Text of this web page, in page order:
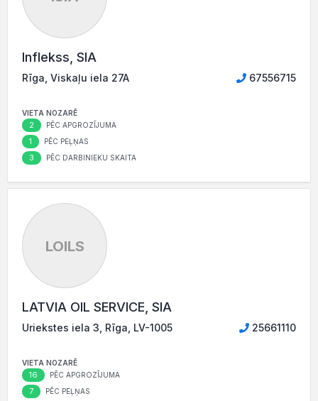
Inflekss, SIA
Rīga, Viskaļu iela 27A 67556715
VIETA NOZARĒ
2 PĒC APGROZĪJUMA
1 PĒC PEĻŅAS
3 PĒC DARBINIEKU SKAITA
LOILS
LATVIA OIL SERVICE, SIA
Uriekstes iela 3, Rīga, LV-1005 25661110
VIETA NOZARĒ
16 PĒC APGROZĪJUMA
7 PĒC PEĻŅAS